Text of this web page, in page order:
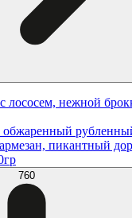
лососем, нежной
обжаренный
пикантный
760